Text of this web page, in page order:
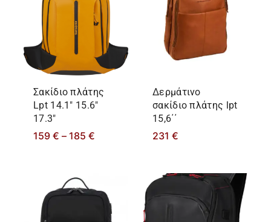
Σακίδιο πλάτης
Lpt 14.1″ 15.6″
17.3″
159 € – 185 €
Δερμάτινο
σακίδιο πλάτης lpt
15,6΄΄
231 €